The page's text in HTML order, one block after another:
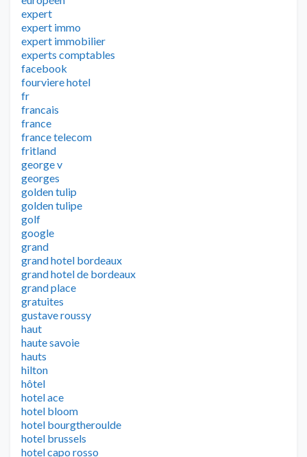
expert
expert immo
expert immobilier
experts comptables
facebook
fourviere hotel
fr
francais
france
france telecom
fritland
george v
georges
golden tulip
golden tulipe
golf
google
grand
grand hotel bordeaux
grand hotel de bordeaux
grand place
gratuites
gustave roussy
haut
haute savoie
hauts
hilton
hôtel
hotel ace
hotel bloom
hotel bourgtheroulde
hotel brussels
hotel capo rosso